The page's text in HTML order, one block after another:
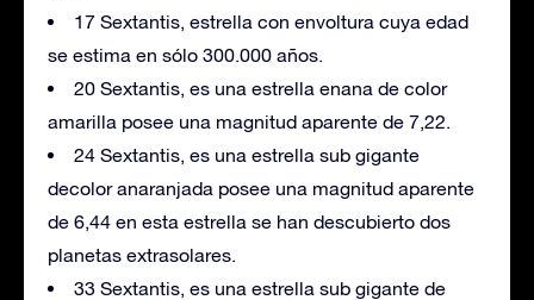
17 Sextantis, estrella con envoltura cuya edad
se estima en sólo 300.000 años.
20 Sextantis, es una estrella enana de color
amarilla posee una magnitud aparente de 7,22.
24 Sextantis, es una estrella sub gigante
decolor anaranjada posee una magnitud aparente
de 6,44 en esta estrella se han descubierto dos
planetas extrasolares.
33 Sextantis, es una estrella sub gigante de